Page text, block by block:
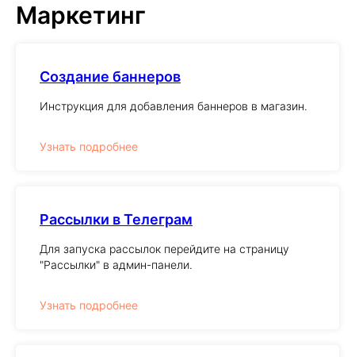
Маркетинг
Создание баннеров
Инструкция для добавления баннеров в магазин.
Узнать подробнее
Рассылки в Телеграм
Для запуска рассылок перейдите на страницу
"Рассылки" в админ-панели.
Узнать подробнее